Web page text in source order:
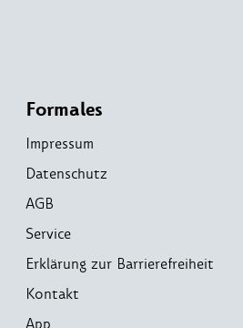
Formales
Impressum
Datenschutz
AGB
Service
Erklärung zur Barrierefreiheit
Kontakt
App